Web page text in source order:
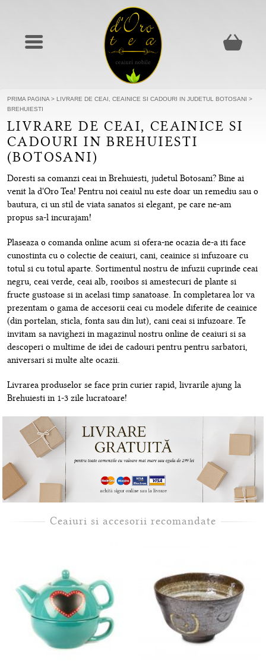
PRIMA PAGINA > LIVRARE DE CEAI, CEAINICE SI CADOURI IN JUDETUL BOTOSANI >
BREHUIESTI
LIVRARE DE CEAI, CEAINICE SI
CADOURI IN BREHUIESTI
(BOTOSANI)
Doresti sa comanzi ceai in Brehuiesti, judetul Botosani? Bine ai
venit la d'Oro Tea! Pentru noi ceaiul nu este doar un remediu sau o
bautura, ci un stil de viata sanatos si elegant, pe care ne-am
propus sa-l incurajam!
Plaseaza o comanda online acum si ofera-ne ocazia de-a iti face
cunostinta cu o colectie de ceaiuri, cani, ceainice si infuzoare cu
totul si cu totul aparte. Sortimentul nostru de infuzii cuprinde ceai
negru, ceai verde, ceai alb, rooibos si amestecuri de plante si
fructe gustoase si in acelasi timp sanatoase. In completarea lor va
prezentam o gama de accesorii ceai cu modele diferite de ceainice
(din portelan, sticla, fonta sau din lut), cani ceai si infuzoare. Te
invitam sa navighezi in magazinul nostru online de ceaiuri si sa
descoperi o multime de idei de cadouri pentru pentru sarbatori,
aniversari si multe alte ocazii.
Livrarea produselor se face prin curier rapid, livrarile ajung la
Brehuiesti in 1-3 zile lucratoare!
Ceaiuri si accesorii recomandate